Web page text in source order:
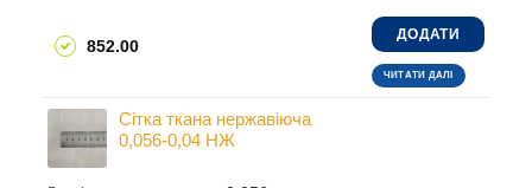
852.00
ДОДАТИ
ЧИТАТИ ДАЛІ
Сітка ткана нержавіюча
0,056-0,04 НЖ